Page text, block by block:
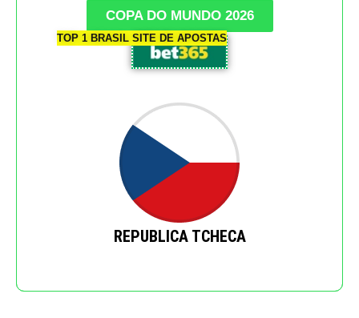
COPA DO MUNDO 2026
TOP 1 BRASIL SITE DE APOSTAS
REPUBLICA TCHECA